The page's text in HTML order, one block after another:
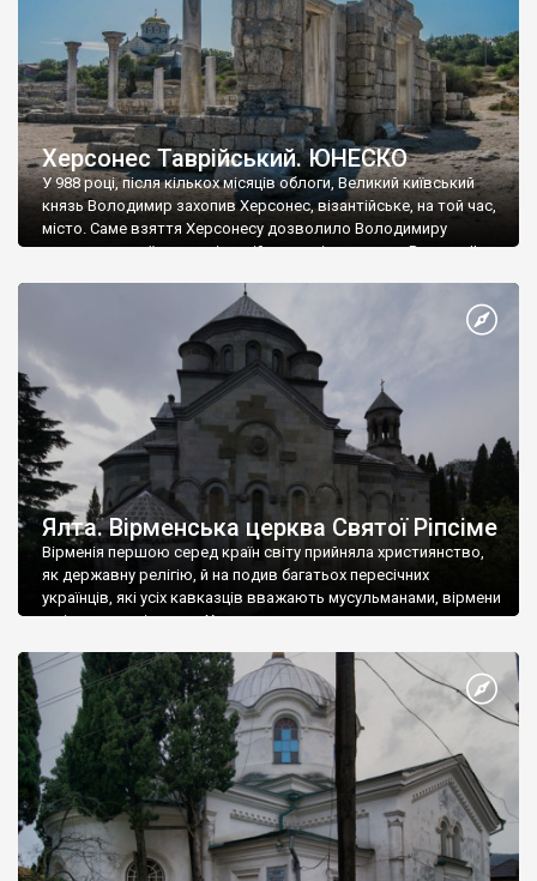
Херсонес Таврійський. ЮНЕСКО
У 988 році, після кількох місяців облоги, Великий київський
князь Володимир захопив Херсонес, візантійське, на той час,
місто. Саме взяття Херсонесу дозволило Володимиру
диктувати свої умови візантійському імператору Василю ІІ, та
Херсонесі Володимир-язичник, став Василем-християнином.
А потім було Хрещення Русі. На честь Херсонесу Таврійського
Ялта. Вірменська церква Святої Ріпсіме
Вірменія першою серед країн світу прийняла християнство,
як державну релігію, й на подив багатьох пересічних
українців, які усіх кавказців вважають мусульманами, вірмени
є відданими вірянами Христа